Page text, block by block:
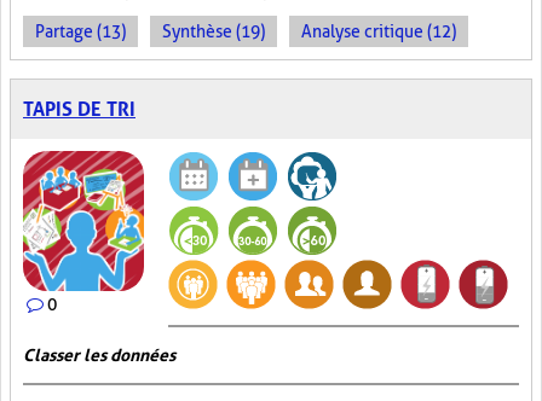
Partage (13) Synthèse (19) Analyse critique (12)
TAPIS DE TRI
0
Classer les données